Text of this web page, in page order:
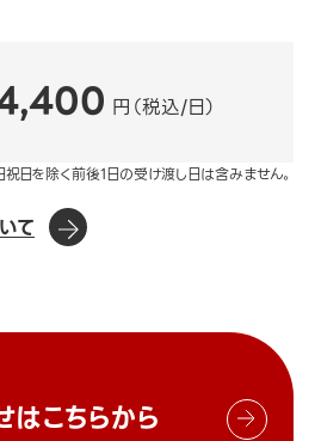
円（税込/日）
日を除く前後1日の受け渡し日は含みません。
て
こちらから